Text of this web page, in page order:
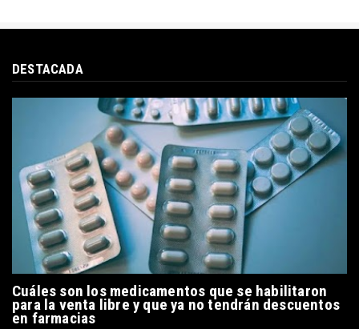
DESTACADA
Cuáles son los medicamentos que se habilitaron
para la venta libre y que ya no tendrán descuentos
en farmacias